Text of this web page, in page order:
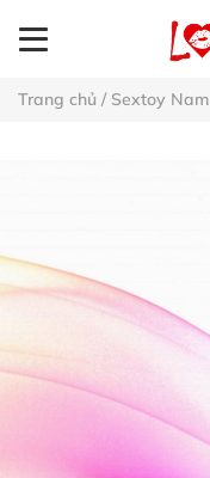
Trang chủ / Sextoy Nam